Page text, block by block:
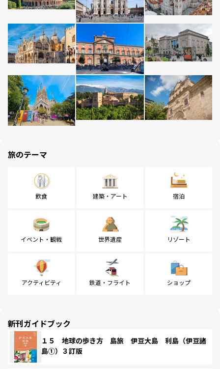
旅のテーマ
飲食 建築・アート 宿泊
イベント・観戦 世界遺産 リゾート
アクティビティ 鉄道・フライト ショップ
新刊ガイドブック
１５ 地球の歩き方 島旅 伊豆大島 利島（伊豆諸
島①）３訂版